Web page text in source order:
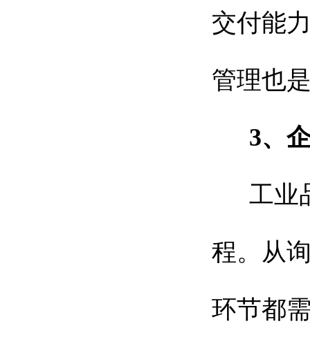
交付能
管理也
3、
工业
程。从
环节都